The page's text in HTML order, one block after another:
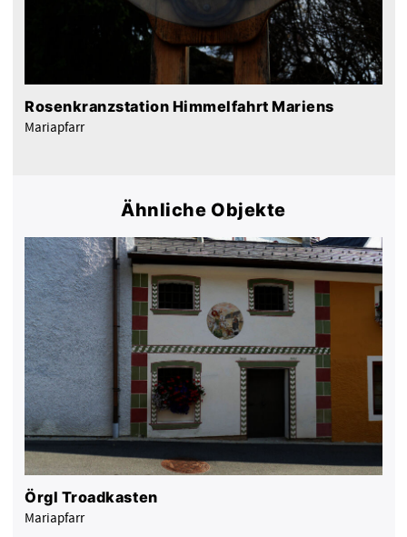
Rosenkranzstation Himmelfahrt Mariens
Mariapfarr
Ähnliche Objekte
Örgl Troadkasten
Mariapfarr